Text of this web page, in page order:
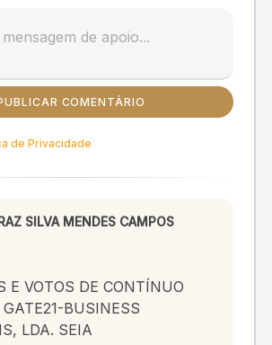
COMENTÁRIO
de Privacidade
SILVA MENDES CAMPOS
E VOTOS DE CONTÍNUO
GATE21-BUSINESS
LDA. SEIA